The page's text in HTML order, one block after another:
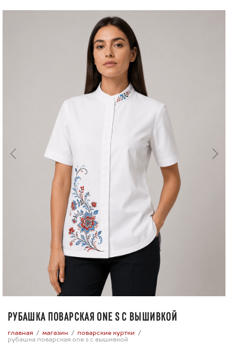
Для бизнеса
Скидки
←
→
РУБАШКА ПОВАРСКАЯ ONE S C ВЫШИВКОЙ
главная магазин
поварские куртки
рубашка поварская one s c вышивкой